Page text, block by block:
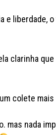
e liberdade,
clarinha
colete
mas nada